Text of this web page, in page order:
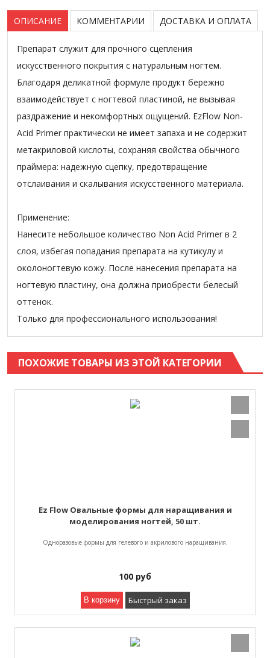
ОПИСАНИЕ КОММЕНТАРИИ ДОСТАВКА И ОПЛАТА
Препарат служит для прочного сцепления
искусственного покрытия с натуральным ногтем.
Благодаря деликатной формуле продукт бережно
взаимодействует с ногтевой пластиной, не вызывая
раздражение и некомфортных ощущений. EzFlow Non-
Acid Primer практически не имеет запаха и не содержит
метакриловой кислоты, сохраняя свойства обычного
праймера: надежную сцепку, предотвращение
отслаивания и скалывания искусственного материала.
Применение:
Нанесите небольшое количество Non Acid Primer в 2
слоя, избегая попадания препарата на кутикулу и
околоногтевую кожу. После нанесения препарата на
ногтевую пластину, она должна приобрести белесый
оттенок.
Только для профессионального использования!
ПОХОЖИЕ ТОВАРЫ ИЗ ЭТОЙ КАТЕГОРИИ
Ez Flow Овальные формы для наращивания и
моделирования ногтей, 50 шт.
Одноразовые формы для гелевого и акрилового наращивания.
100 руб
В корзину Быстрый заказ